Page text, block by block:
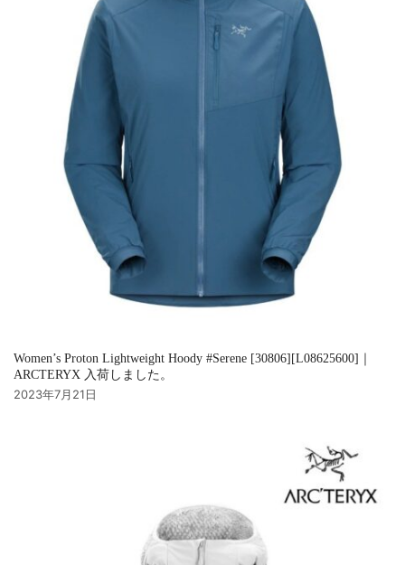
Women’s Proton Lightweight Hoody #Serene [30806][L08625600]｜
ARCTERYX 入荷しました。
2023年7月21日